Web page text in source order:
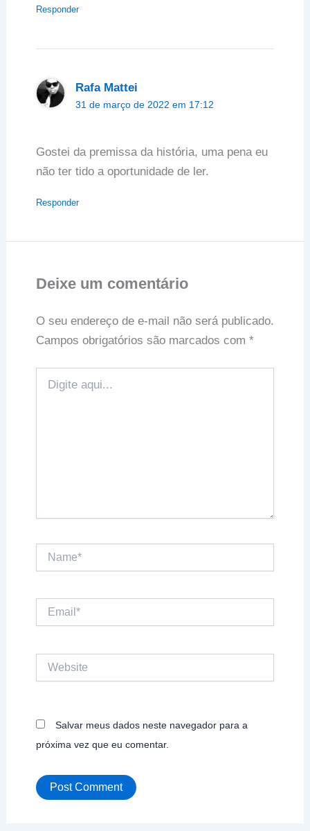
Responder
Rafa Mattei
31 de março de 2022 em 17:12
Gostei da premissa da história, uma pena eu
não ter tido a oportunidade de ler.
Responder
Deixe um comentário
O seu endereço de e-mail não será publicado.
Campos obrigatórios são marcados com *
aqui...
Email*
Salvar meus dados neste navegador para a
próxima vez que eu comentar.